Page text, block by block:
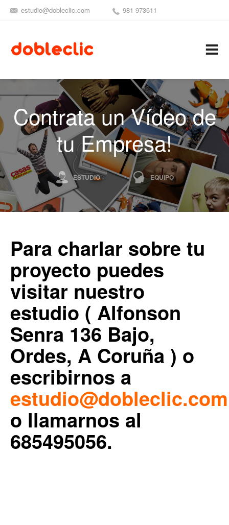
estudio@dobleclic.com 981 973611
Contrata un Vídeo de
tu Empresa!
ESTUDIO EQUIPO
SERVICIOS CONTRÁTANOS
Para charlar sobre tu
proyecto puedes
visitar nuestro
estudio ( Alfonson
Senra 136 Bajo,
Ordes, A Coruña ) o
escribirnos a
estudio@dobleclic.com
o llamarnos al
685495056.